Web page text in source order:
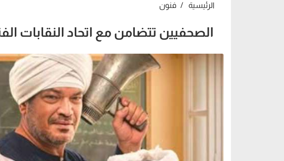
الرئيسية فنون
الصحفيين تتضامن مع اتحاد النقابات